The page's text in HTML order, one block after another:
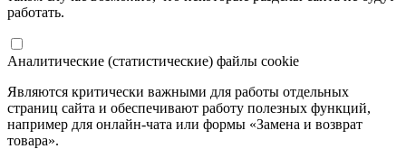
работать.
Аналитические (статистические) файлы cookie
Являются критически важными для работы отдельных
страниц сайта и обеспечивают работу полезных функций,
например для онлайн-чата или формы «Замена и возврат
товара».